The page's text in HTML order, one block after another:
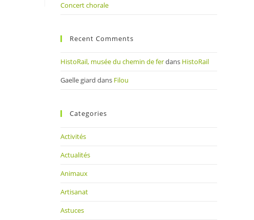
Concert chorale
Recent Comments
HistoRail, musée du chemin de ferdans HistoRail
Gaelle giard dans Filou
Categories
Activités
Actualités
Animaux
Artisanat
Astuces